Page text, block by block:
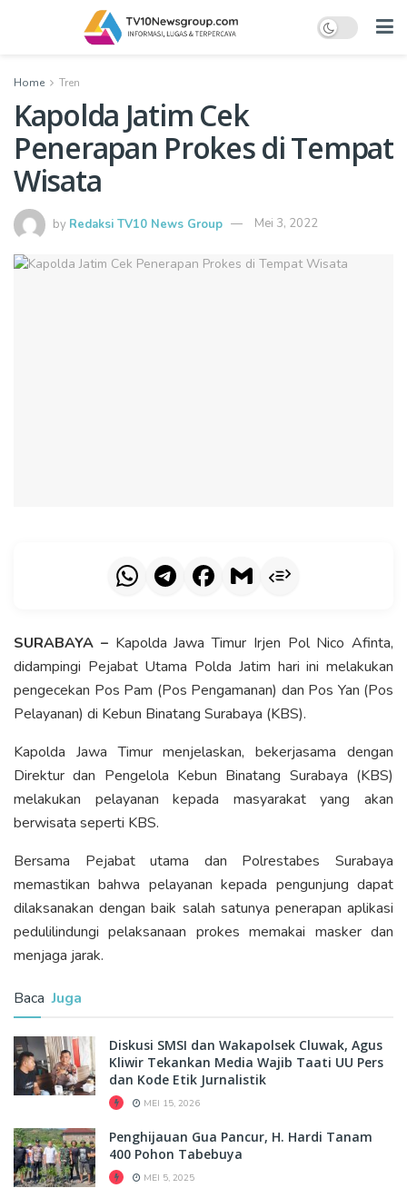
Home Tren
Kapolda Jatim Cek
Penerapan Prokes di Tempat
Wisata
by Redaksi TV10 News Group Mei 3, 2022
SURABAYA –Kapolda Jawa Timur Irjen Pol Nico Afinta,
didampingi Pejabat Utama Polda Jatim hari ini melakukan
pengecekan Pos Pam (Pos Pengamanan) dan Pos Yan (Pos
Pelayanan) di Kebun Binatang Surabaya (KBS).
Kapolda Jawa Timur menjelaskan, bekerjasama dengan
Direktur dan Pengelola Kebun Binatang Surabaya (KBS)
melakukan pelayanan kepada masyarakat yang akan
berwisata seperti KBS.
Bersama Pejabat utama dan Polrestabes Surabaya
memastikan bahwa pelayanan kepada pengunjung dapat
dilaksanakan dengan baik salah satunya penerapan aplikasi
pedulilindungi pelaksanaan prokes memakai masker dan
menjaga jarak.
Baca Juga
Diskusi SMSI dan Wakapolsek Cluwak, Agus
Kliwir Tekankan Media Wajib Taati UU Pers
dan Kode Etik Jurnalistik
MEI 15, 2026
Penghijauan Gua Pancur, H. Hardi Tanam
400 Pohon Tabebuya
MEI 5, 2025